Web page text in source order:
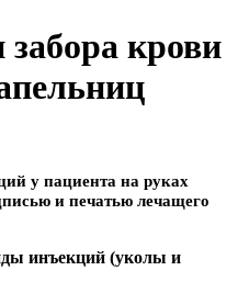
крови
у пациента на руках
и печатью лечащего
инъекций (уколы и